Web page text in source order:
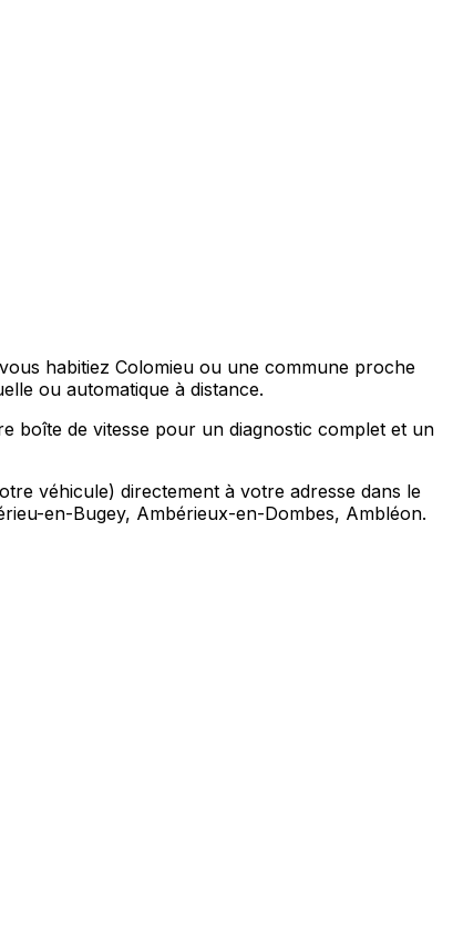
habitiez Colomieu ou une commune proche
ou automatique à distance.
boîte de vitesse pour un diagnostic complet et un
véhicule) directement à votre adresse dans le
en-Bugey, Ambérieux-en-Dombes, Ambléon.